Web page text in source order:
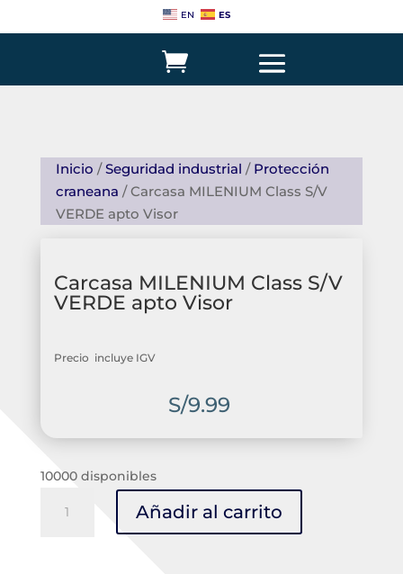
EN ES
Inicio /Seguridad industrial / Protección
craneana / Carcasa MILENIUM Class S/V
VERDE apto Visor
Carcasa MILENIUM Class S/V
VERDE apto Visor
Precio incluye IGV
S/9.99
10000 disponibles
MILENIUM
Añadir al carrito